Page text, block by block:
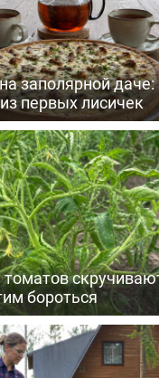
заполярной
первых лисичек
бороться